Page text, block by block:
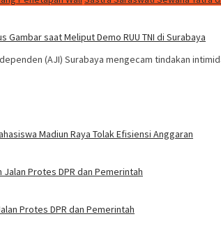
Gambar saat Meliput Demo RUU TNI di Surabaya
(AJI) Surabaya mengecam tindakan
Madiun Raya Tolak Efisiensi Anggaran
Protes DPR dan Pemerintah
Protes DPR dan Pemerintah